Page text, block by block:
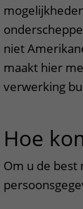
niet
maakt hier
verwerking
Hoe
Om u de best